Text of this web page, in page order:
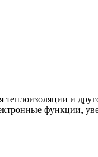
и
функции,